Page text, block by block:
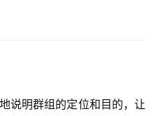
说明群组的定位和目的，让